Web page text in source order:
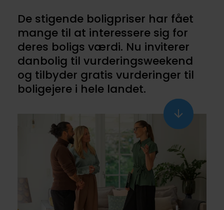
De stigende boligpriser har fået
mange til at interessere sig for
deres boligs værdi. Nu inviterer
danbolig til vurderingsweekend
og tilbyder gratis vurderinger til
boligejere i hele landet.